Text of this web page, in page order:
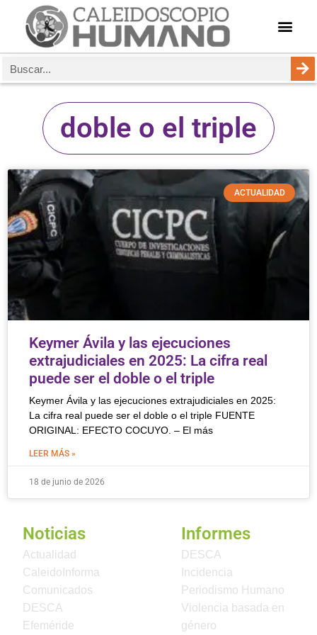
doble o el triple
ACTUALIDAD
Keymer Ávila y las ejecuciones
extrajudiciales en 2025: La cifra real
puede ser el doble o el triple
Keymer Ávila y las ejecuciones extrajudiciales en 2025:
La cifra real puede ser el doble o el triple FUENTE
ORIGINAL: EFECTO COCUYO. – El más
LEER MÁS »
18 de junio de 2026
Noticias
Actualidad
CaleidoInforma
Comunicados
DESCA
Efeméride
Informes
DESCA
Incidencia
Periodismo Humano
Violencia basada en
género